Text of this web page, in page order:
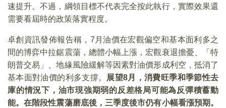
速提升。不過，綱領目標不代表完全按此執行，實際效果還
需要看屆時的政策落實程度。
卓創資訊發佈報告稱，7月油價在宏觀偏空和基本面利多之
間的博弈中拉鋸震蕩，總體小幅上漲，宏觀衰退擔憂、「特
朗普交易」、地緣風險緩解等因素對油價形成利空，抵消了
基本面對油價的利多支撐。 展望8月，消費旺季和季節性去
庫的情況下，油市現強期弱的反差格局可能為反彈積蓄動
能。在階段性震蕩磨底後，三季度後市仍有小幅看漲預期。